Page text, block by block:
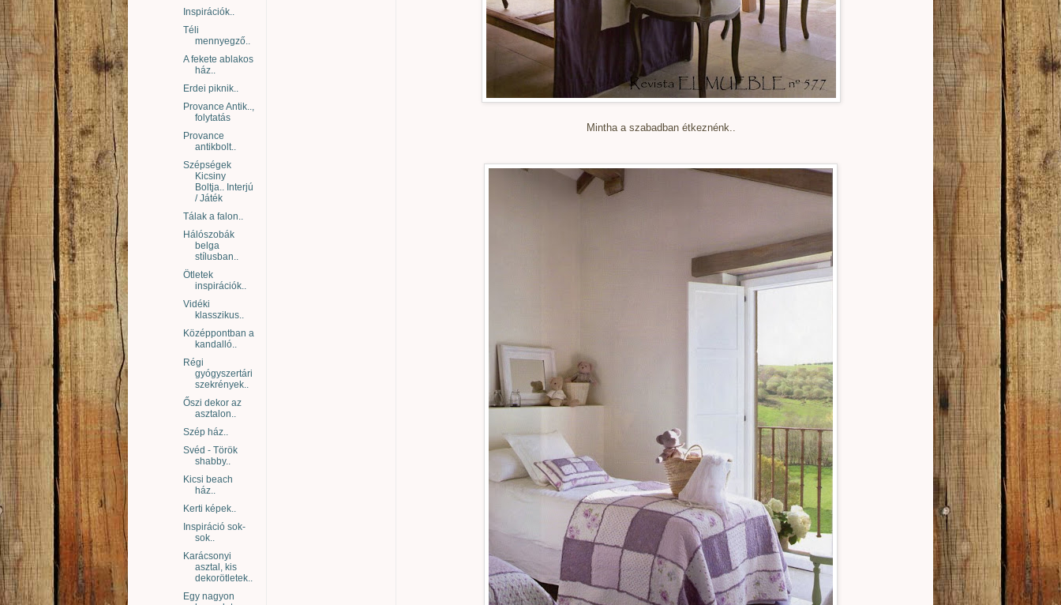
Mintha a szabadban étkeznénk..
Inspirációk..
Téli
mennyegző..
A fekete ablakos
ház..
Erdei piknik..
Provance Antik..,
folytatás
Provance
antikbolt..
Szépségek
Kicsiny
Boltja.. Interjú
/ Játék
Tálak a falon..
Hálószobák
belga
stílusban..
Ötletek
inspirációk..
Vidéki
klasszikus..
Középpontban a
kandalló..
Régi
gyógyszertári
szekrények..
Őszi dekor az
asztalon..
Szép ház..
Svéd - Török
shabby..
Kicsi beach
ház..
Kerti képek..
Inspiráció sok-
sok..
Karácsonyi
asztal, kis
dekorötletek..
Egy nagyon